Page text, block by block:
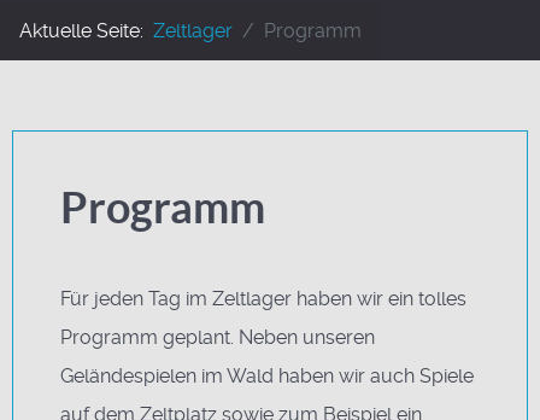
Aktuelle Seite: Zeltlager Programm
Programm
Für jeden Tag im Zeltlager haben wir ein tolles
Programm geplant. Neben unseren
Geländespielen im Wald haben wir auch Spiele
auf dem Zeltplatz sowie zum Beispiel ein